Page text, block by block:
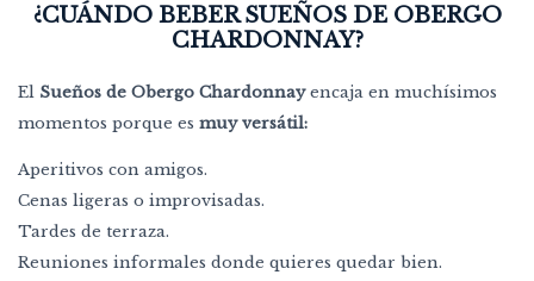
¿CUÁNDO BEBER SUEÑOS DE OBERGO
CHARDONNAY?
El Sueños de Obergo Chardonnayencaja en muchísimos
momentos porque es muy versátil:
Aperitivos con amigos.
Cenas ligeras o improvisadas.
Tardes de terraza.
Reuniones informales donde quieres quedar bien.